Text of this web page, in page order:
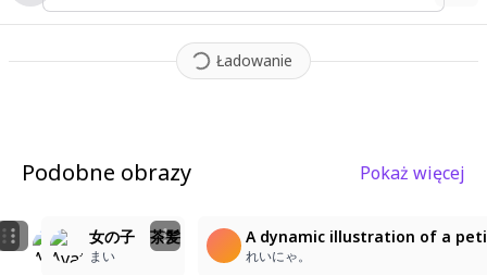
Ładowanie
Podobne obrazy Pokaż więcej
ꜝ❤︎
230
幼なじみの笑顔とピースサイン！
packruman
女の子 茶髪
まい
A dynamic illustration of a
れいにゃ。